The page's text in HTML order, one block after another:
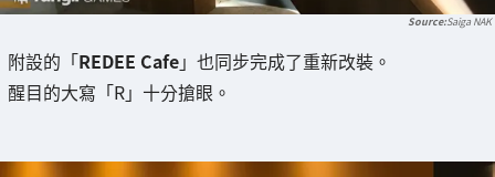
Saiga NAK
附設的「REDEE Cafe」也同步完成了重新改裝。
醒目的大寫「R」十分搶眼。